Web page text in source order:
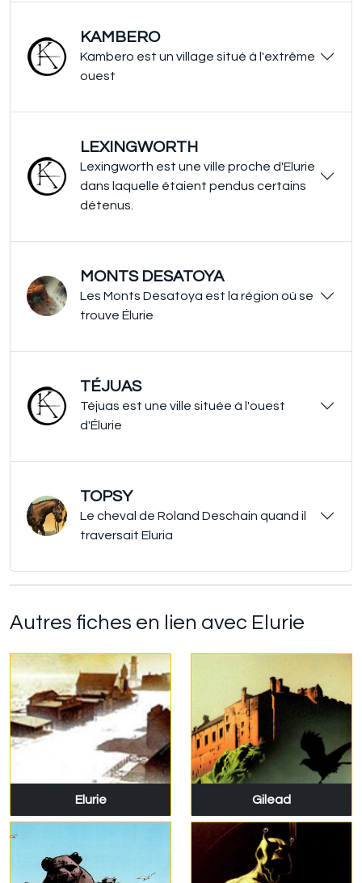
KAMBERO
Kambero est un village situé à l'extrême
ouest
LEXINGWORTH
Lexingworth est une ville proche d'Elurie
dans laquelle étaient pendus certains
détenus.
MONTS DESATOYA
Les Monts Desatoya est la région où se
trouve Élurie
TÉJUAS
Téjuas est une ville située à l'ouest
d'Élurie
TOPSY
Le cheval de Roland Deschain quand il
traversait Eluria
Autres fiches en lien avec Elurie
Elurie Gilead